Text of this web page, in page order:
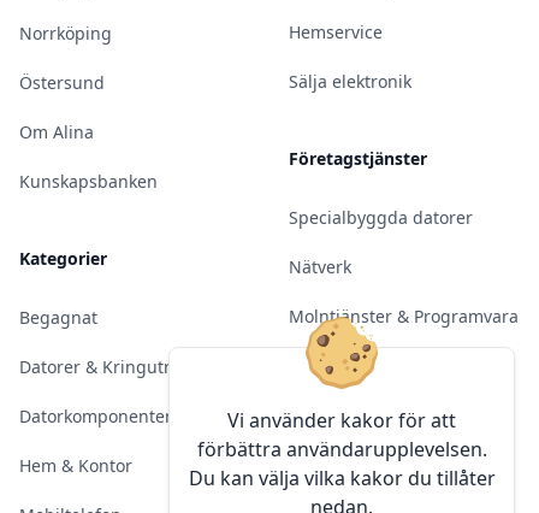
Vi använder kakor för att
förbättra användarupplevelsen.
Du kan välja vilka kakor du tillåter
nedan.
Norrköping
Östersund
Om Alina
Kunskapsbanken
Kategorier
Begagnat
Datorer & Kringutrustning
Datorkomponenter
Hem & Kontor
Hemservice
Sälja elektronik
Företagstjänster
Specialbyggda datorer
Nätverk
Molntjänster & Programvara
Server & Backup
Kameraövervakning
Konferens & Public Display